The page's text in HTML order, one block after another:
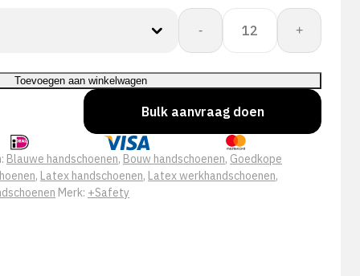
-
Gnylex
A
Latex
Grip
handschoen
aantal
+
Toevoegen aan winkelwagen
Bulk aanvraag doen
Blauwe handschoenen, Bouw handschoenen, Goedkope
, Latex handschoenen, Latex werkhandschoenen,
Merk: +Safety